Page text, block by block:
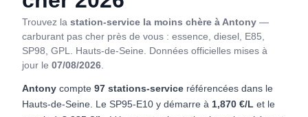
Trouvez la station-service la moins chère à Antony —
carburant pas cher près de vous : essence, diesel, E85,
SP98, GPL. Hauts-de-Seine. Données officielles mises à
jour le 07/08/2026.
Antony compte 97 stations-service référencées dans le
Hauts-de-Seine. Le SP95-E10 y démarre à 1,870 €/L et le